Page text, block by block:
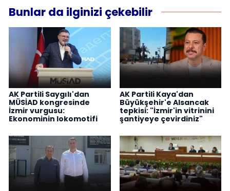
Bunlar da ilginizi çekebilir
AK Partili Saygılı'dan
MÜSİAD kongresinde
İzmir vurgusu:
Ekonominin lokomotifi
AK Partili Kaya'dan
Büyükşehir'e Alsancak
tepkisi: "İzmir'in vitrinini
şantiyeye çevirdiniz"